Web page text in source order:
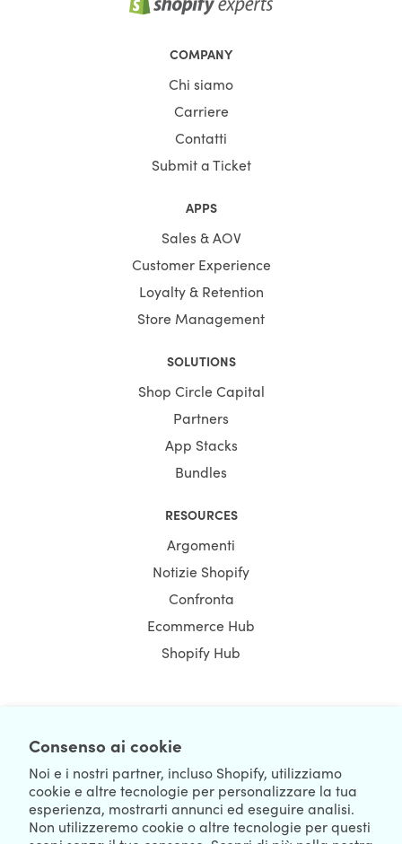
Consenso ai cookie
Noi e i nostri partner, incluso Shopify, utilizziamo
cookie e altre tecnologie per personalizzare la tua
esperienza, mostrarti annunci ed eseguire analisi.
Non utilizzeremo cookie o altre tecnologie per questi
COMPANY
Chi siamo
Carriere
Contatti
Submit a Ticket
APPS
Sales & AOV
Customer Experience
Loyalty & Retention
Store Management
SOLUTIONS
Shop Circle Capital
Partners
App Stacks
Bundles
RESOURCES
Argomenti
Notizie Shopify
Confronta
Ecommerce Hub
Shopify Hub
NEWSLETTER